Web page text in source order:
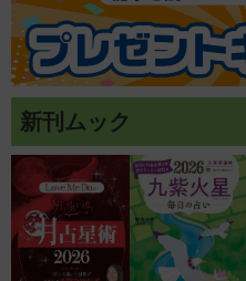
新刊ムック